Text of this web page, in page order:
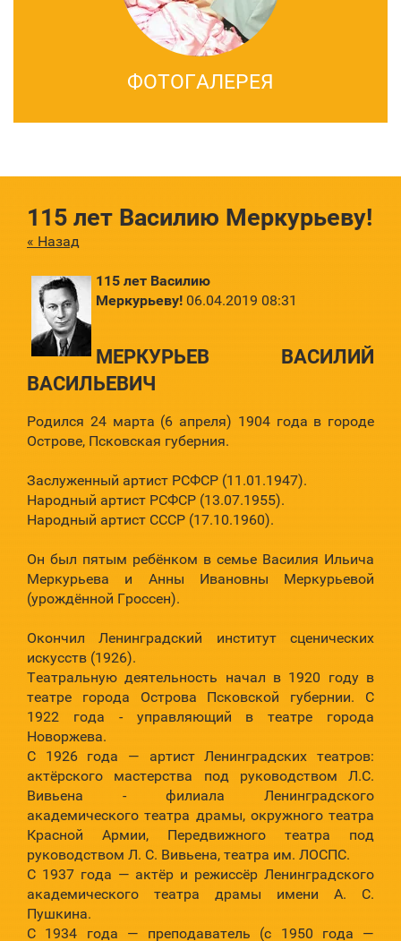
ФОТОГАЛЕРЕЯ
115 лет Василию Меркурьеву!
« Назад
115 лет Василию
Меркурьеву! 06.04.2019 08:31
МЕРКУРЬЕВ ВАСИЛИЙ
ВАСИЛЬЕВИЧ
Родился 24 марта (6 апреля) 1904 года в городе
Острове, Псковская губерния.
Заслуженный артист РСФСР (11.01.1947).
Народный артист РСФСР (13.07.1955).
Народный артист СССР (17.10.1960).
Он был пятым ребёнком в семье Василия Ильича
Меркурьева и Анны Ивановны Меркурьевой
(урождённой Гроссен).
Окончил Ленинградский институт сценических
искусств (1926).
Театральную деятельность начал в 1920 году в
театре города Острова Псковской губернии. С
1922 года - управляющий в театре города
Новоржева.
С 1926 года — артист Ленинградских театров:
актёрского мастерства под руководством Л.С.
Вивьена - филиала Ленинградского
академического театра драмы, окружного театра
Красной Армии, Передвижного театра под
руководством Л. С. Вивьена, театра им. ЛОСПС.
С 1937 года — актёр и режиссёр Ленинградского
академического театра драмы имени А. С.
Пушкина.
С 1934 года — преподаватель (с 1950 года —